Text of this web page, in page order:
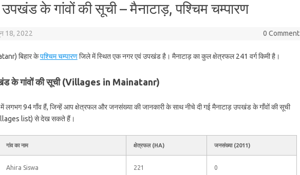
के गांवों की सूची – मैनाटाड़, पश्चिम चम्पारण
18, 2022 0 Comment
बिहार केपश्चिम चम्पारणजिले में स्थित एक नगर एवं उपखंड है। मैनाटाड़ का कुल क्षेत्रफल 241 वर्ग किमी है।
के गांवों की सूची (Villages in Mainatanr)
लगभग 94 गाँव हैं, जिन्हें आप क्षेत्रफल और जनसंख्या की जानकारी के साथ नीचे दी गई मैनाटाड़ उपखंड के गाँवों की सूची
list) से देख सकते हैं।
गांव का नाम क्षेत्रफल (HA) जनसंख्या (2011)
Ahira Siswa 221 0